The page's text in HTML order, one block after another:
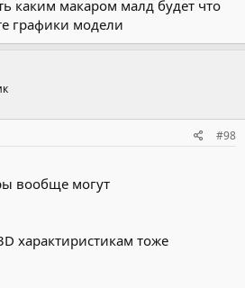
каким макаром малд будет что
графики модели
#98
вообще могут
характиристикам тоже